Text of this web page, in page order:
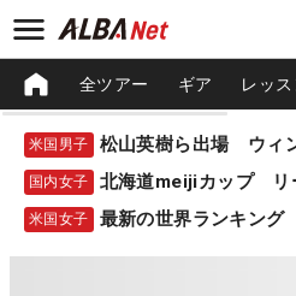
全ツアー ギア レッス
米国男子
国内女子 北海道meijiカップ リ
米国女子 最新の世界ランキング